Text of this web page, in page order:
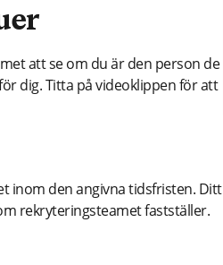
att se om du är den person de
dig. Titta på videoklippen för att
inom den angivna tidsfristen. Ditt
rekryteringsteamet fastställer.